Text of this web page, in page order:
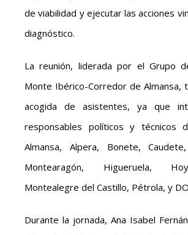
de viabilidad y ejecutar las acciones
diagnóstico.
La reunión, liderada por el Grupo
Monte Ibérico-Corredor de Almansa,
acogida de asistentes, ya que
responsables políticos y técnicos
Almansa, Alpera, Bonete,
Montearagón, Higueruela,
Montealegre del Castillo, Pétrola, y
Durante la jornada, Ana Isabel